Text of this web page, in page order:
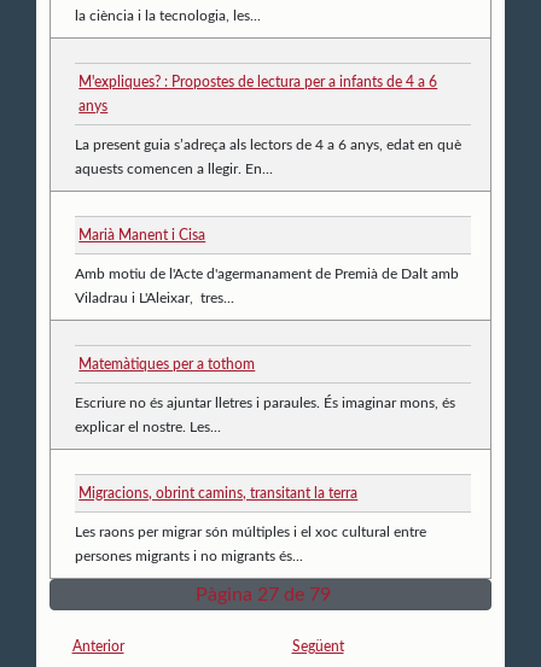
la ciència i la tecnologia, les...
M'expliques? : Propostes de lectura per a infants de 4 a 6
anys
La present guia s’adreça als lectors de 4 a 6 anys, edat en què
aquests comencen a llegir. En...
Marià Manent i Cisa
Amb motiu de l'Acte d'agermanament de Premià de Dalt amb
Viladrau i L'Aleixar, tres...
Matemàtiques per a tothom
Escriure no és ajuntar lletres i paraules. És imaginar mons, és
explicar el nostre. Les...
Migracions, obrint camins, transitant la terra
Les raons per migrar són múltiples i el xoc cultural entre
persones migrants i no migrants és...
Pàgina 27 de 79
Anterior Següent